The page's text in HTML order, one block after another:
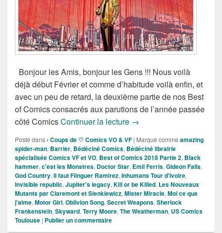
Bonjour les Amis, bonjour les Gens !!! Nous voilà
déjà début Février et comme d’habitude voilà enfin, et
avec un peu de retard, la deuxième partie de nos Best
of Comics consacrés aux parutions de l’année passée
côté ComicsContinuer la lecture Bédéciné Présente les
→
Posté dans › Coups de ♡ Comics VO & VF | Marqué comme amazing
spider-man, Barrier, Bédéciné Comics, Bédéciné librairie
spécialisée Comics VF et VO, Best of Comics 2018 Partie 2, Black
hammer, c'est les Monstres, Doctor Star, Emil Ferris, Gideon Falls,
God Country, Il faut Flinguer Ramirez, Inhumans Tour d'Ivoire,
Invisible republic, Jupiter's legacy, Kill or be Killed, Les Nouveaux
Mutants par Claremont et Sienkiewicz, Mister Miracle, Moi ce que
j'aime, Motor Girl, Oblivion Song, Secret Weapons, Sherlock
Frankensteïn, Skyward, Terry Moore, The Weatherman, US Comics
Toulouse | Publier un commentaire